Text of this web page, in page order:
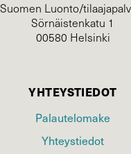
Suomen Luonto/
Sörnäistenkatu 1
00580 Helsinki
YHTEYSTIEDOT
Palautelomake
Yhteystiedot